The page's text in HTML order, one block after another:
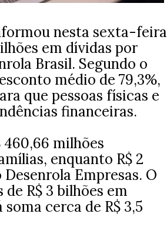
nesta sexta-feira
em dívidas por
Brasil. Segundo o
médio de 79,3%,
que pessoas físicas e
financeiras.
milhões
enquanto R$ 2
Empresas. O
R$ 3 bilhões em
cerca de R$ 3,5